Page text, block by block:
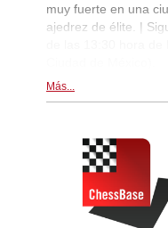
muy fuerte en una
ajedrez de élite. |
Más...